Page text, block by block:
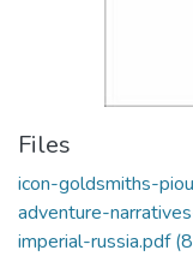
Files
icon-goldsmiths-
adventure-
imperial-russia.pdf